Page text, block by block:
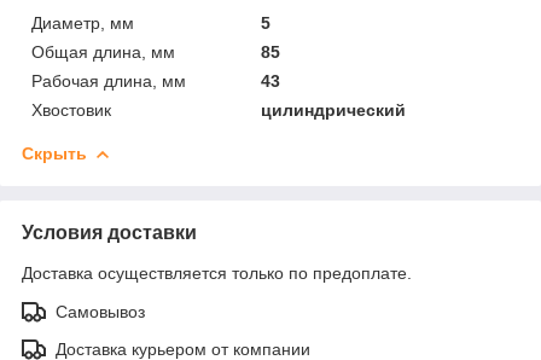
Диаметр, мм
5
Общая длина, мм
85
Рабочая длина, мм
43
Хвостовик
цилиндрический
Скрыть
Условия доставки
Доставка осуществляется только по предоплате.
Самовывоз
Доставка курьером от компании